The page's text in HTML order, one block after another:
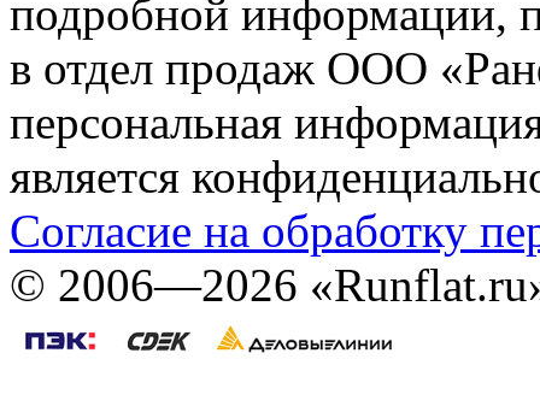
подробной информации,
в отдел продаж ООО
персональная
является
Согласие на обработку
© 2006—2026